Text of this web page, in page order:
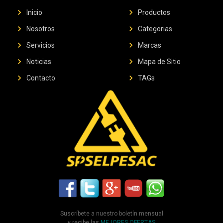
chevron_right Inicio
chevron_right Nosotros
chevron_right Servicios
chevron_right Noticias
chevron_right Contacto
chevron_right Productos
chevron_right Categorias
chevron_right Marcas
chevron_right Mapa de Sitio
chevron_right TAGs
Suscríbete a nuestro boletín mensual